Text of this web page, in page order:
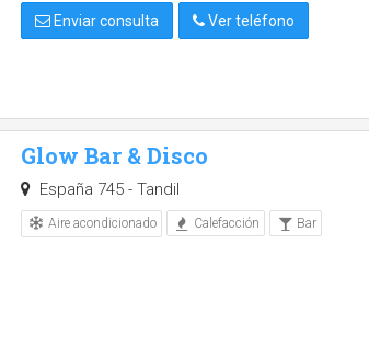
Enviar consulta Ver teléfono
Glow Bar & Disco
España 745 - Tandil
Aire acondicionado Calefacción Bar